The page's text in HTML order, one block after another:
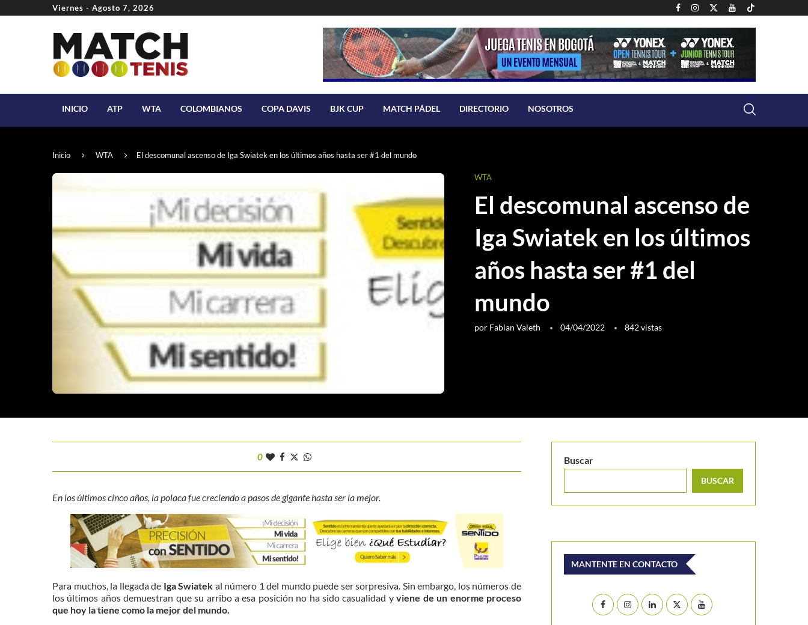
Viernes - Agosto 7, 2026
INICIO ATP WTA COLOMBIANOS COPA DAVIS BJK CUP MATCH PÁDEL DIRECTORIO NOSOTROS
Inicio WTA El descomunal ascenso de Iga Swiatek en los últimos años hasta ser #1 del mundo
WTA
El descomunal ascenso de
Iga Swiatek en los últimos
años hasta ser #1 del
mundo
por Fabian Valeth 04/04/2022 842vistas
0
En los últimos cinco años, la polaca fue creciendo a pasos de gigante hasta ser la mejor.
Para muchos, la llegada de Iga Swiatek al número 1 del mundo puede ser sorpresiva. Sin embargo, los números de
los últimos años demuestran que su arribo a esa posición no ha sido casualidad yviene de un enorme proceso
que hoy la tiene como la mejor del mundo.
Buscar
BUSCAR
MANTENTE EN CONTACTO